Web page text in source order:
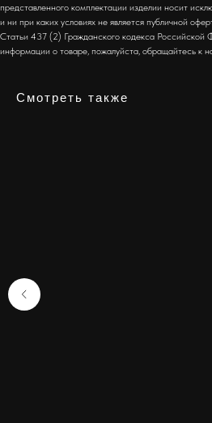
представленного комплектации изделии носит
и ни при каких условиях не является публичной
Статьи 437 (2) Гражданского кодекса Российской
информации о товаре, пожалуйста, обращайтесь к
Смотреть также